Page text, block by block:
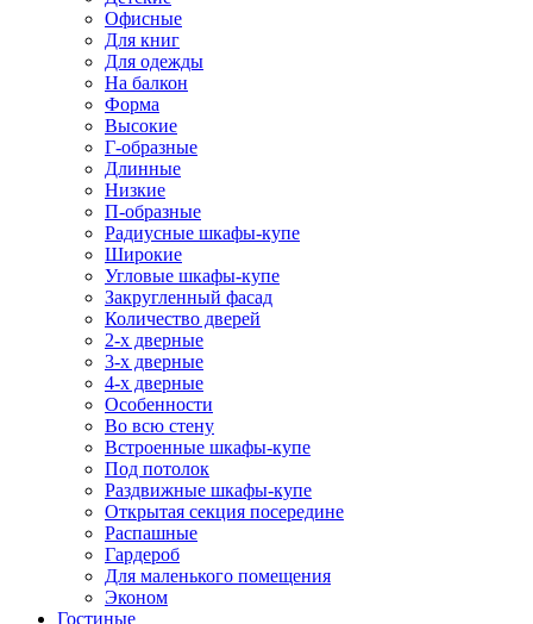
Офисные
Для книг
Для одежды
На балкон
Форма
Высокие
Г-образные
Длинные
Низкие
П-образные
Радиусные шкафы-купе
Широкие
Угловые шкафы-купе
Закругленный фасад
Количество дверей
2-х дверные
3-х дверные
4-х дверные
Особенности
Во всю стену
Встроенные шкафы-купе
Под потолок
Раздвижные шкафы-купе
Открытая секция посередине
Распашные
Гардероб
Для маленького помещения
Эконом
Гостиные